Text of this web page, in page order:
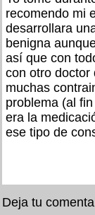
recomendo mi
desarrollara
benigna
así que con
con otro doctor
muchas
problema (al
era la
ese tipo de
Deja tu